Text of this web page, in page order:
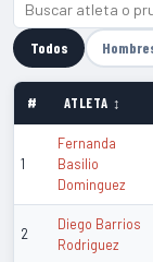
Todos
# ATLETA ↕
1
Fernanda
Basilio
Dominguez
2
Diego Barrios
Rodriguez